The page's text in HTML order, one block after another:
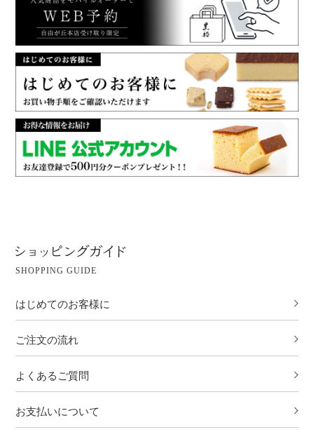
SHOPPING GUIDE
はじめてのお客様に
ご注文の流れ
よくあるご質問
お支払いについて